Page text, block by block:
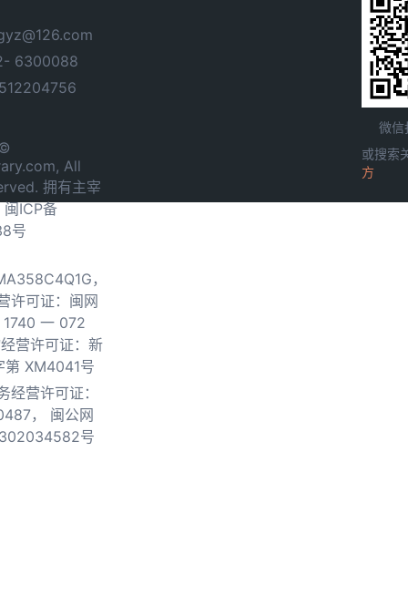
6300088
All
拥有主宰
闽ICP备
号
，
许可证：闽网
一 072
营许可证：新
第 XM4041号
经营许可证：
，
闽公网
号
微信
或搜索
方